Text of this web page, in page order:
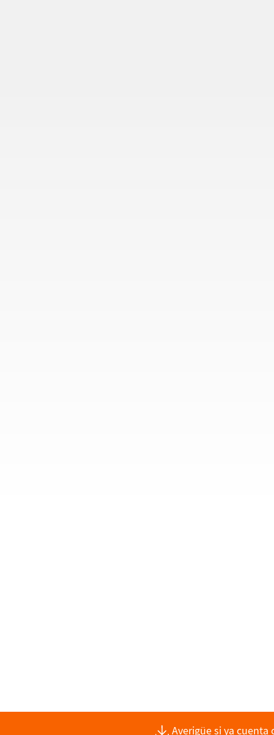
Averigüe si ya